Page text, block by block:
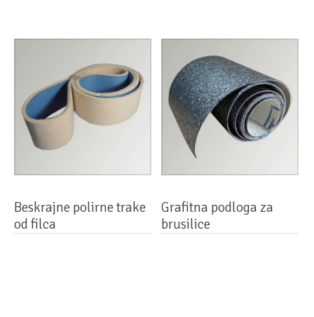
Beskrajne polirne trake
od filca
Grafitna podloga za
brusilice